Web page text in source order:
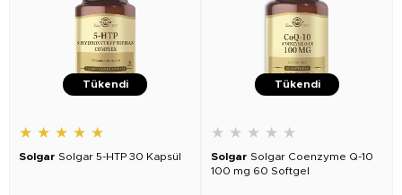
Tükendi
★ ★ ★ ★ ★
Solgar Solgar 5-HTP 30 Kapsül
Tükendi
★ ★ ★ ★ ★
Solgar Solgar Coenzyme Q-10
100 mg 60 Softgel